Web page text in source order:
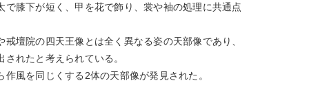
で膝下が短く、甲を花で飾り、裳や袖の処理に共通点
壇院の四天王像とは全く異なる姿の天部像であり、
れたと考えられている。
風を同じくする2体の天部像が発見された。